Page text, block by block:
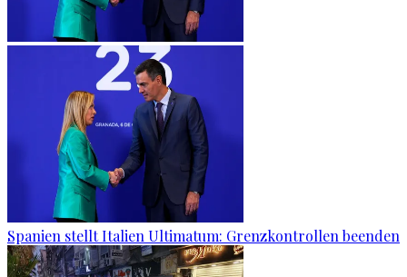
Spanien stellt Italien Ultimatum: Grenzkontrollen beenden